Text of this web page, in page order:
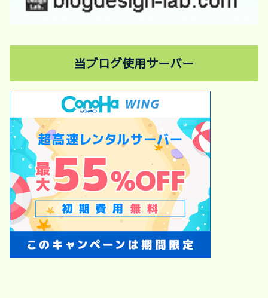
当ブログ使用サーバー